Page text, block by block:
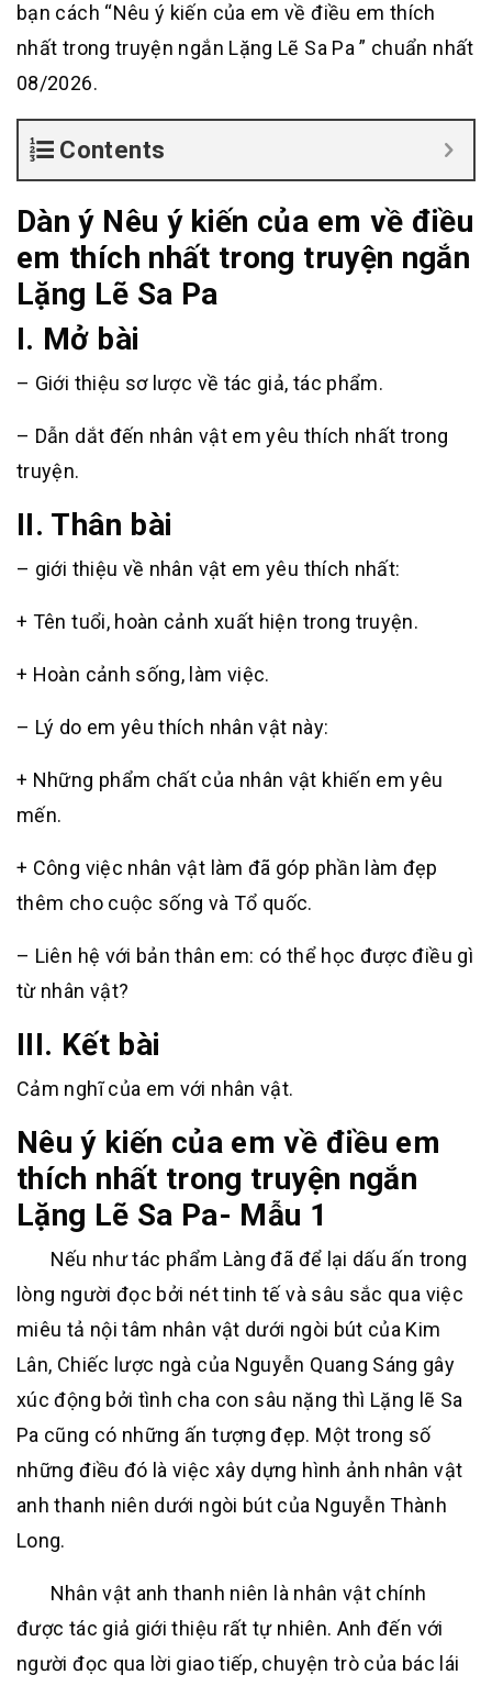
bạn cách “Nêu ý kiến của em về điều em thích
nhất trong truyện ngắn Lặng Lẽ Sa Pa ” chuẩn nhất
08/2026.
Contents
Dàn ý Nêu ý kiến của em về điều
em thích nhất trong truyện ngắn
Lặng Lẽ Sa Pa
I. Mở bài
– Giới thiệu sơ lược về tác giả, tác phẩm.
– Dẫn dắt đến nhân vật em yêu thích nhất trong
truyện.
II. Thân bài
– giới thiệu về nhân vật em yêu thích nhất:
+ Tên tuổi, hoàn cảnh xuất hiện trong truyện.
+ Hoàn cảnh sống, làm việc.
– Lý do em yêu thích nhân vật này:
+ Những phẩm chất của nhân vật khiến em yêu
mến.
+ Công việc nhân vật làm đã góp phần làm đẹp
thêm cho cuộc sống và Tổ quốc.
– Liên hệ với bản thân em: có thể học được điều gì
từ nhân vật?
III. Kết bài
Cảm nghĩ của em với nhân vật.
Nêu ý kiến của em về điều em
thích nhất trong truyện ngắn
Lặng Lẽ Sa Pa- Mẫu 1
Nếu như tác phẩm Làng đã để lại dấu ấn trong
lòng người đọc bởi nét tinh tế và sâu sắc qua việc
miêu tả nội tâm nhân vật dưới ngòi bút của Kim
Lân, Chiếc lược ngà của Nguyễn Quang Sáng gây
xúc động bởi tình cha con sâu nặng thì Lặng lẽ Sa
Pa cũng có những ấn tượng đẹp. Một trong số
những điều đó là việc xây dựng hình ảnh nhân vật
anh thanh niên dưới ngòi bút của Nguyễn Thành
Long.
Nhân vật anh thanh niên là nhân vật chính
được tác giả giới thiệu rất tự nhiên. Anh đến với
người đọc qua lời giao tiếp, chuyện trò của bác lái